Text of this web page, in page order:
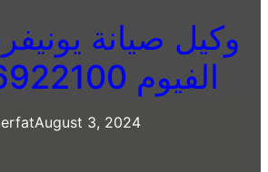
وكيل صيانة
الفيوم 01096922100
August 3, 2024